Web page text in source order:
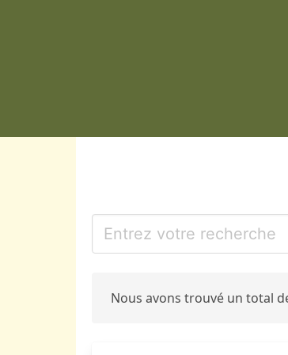
Nous avons trouvé un total